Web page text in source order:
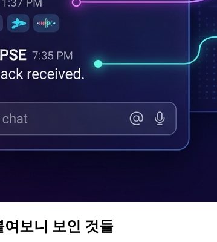
보니 보인 것들